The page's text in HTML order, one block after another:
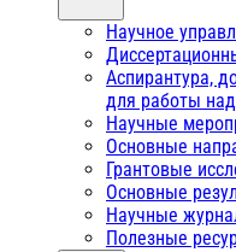
Научное
Аспирантура,
для работы
Научные
Основные
Грантовые
Основные
Научные
Полезные